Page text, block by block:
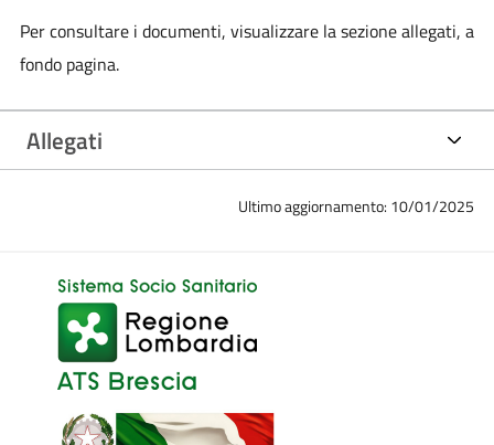
Per consultare i documenti, visualizzare la sezione allegati, a
fondo pagina.
Allegati
Ultimo aggiornamento: 10/01/2025